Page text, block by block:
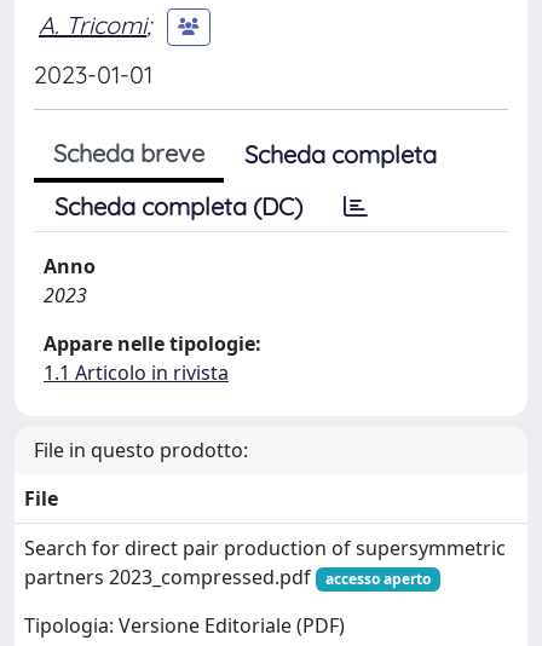
A. Tricomi;
2023-01-01
Scheda breve
Scheda completa
Scheda completa (DC)
Anno
2023
Appare nelle tipologie:
1.1 Articolo in rivista
File in questo prodotto:
File
Search for direct pair production of supersymmetric
partners 2023_compressed.pdf
accesso aperto
Tipologia: Versione Editoriale (PDF)